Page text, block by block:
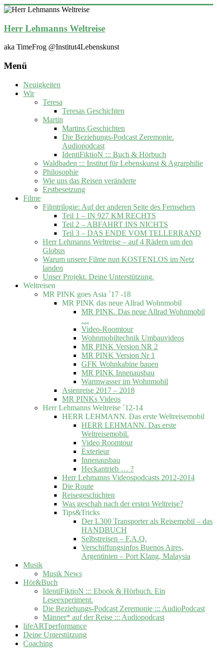
Zum
springen
Herr Lehmanns Weltreise
aka TimeFrog @Institut4Lebenskunst
Menü
Neuigkeiten
Wir
Teresa
Teresas Geschichten
Martin
Martins Geschichten
Die Beziehungs-Podcast Zeremonie.
Audiopodcast
IdentiFiktioN ::: Buch & Hörbuch
Waldbaden ::: Institut für Lebenskunst & Agrarphilie
Philosophie
Wie uns das Reisen veränderte
Erstbesetzung
Filme
Filmtrilogie: Auf der anderen Seite des Fernsehers
Teil 1 – IN 927 KM RECHTS
Teil 2 – ABFAHRT INS NICHTS
Teil 3 – DAS ENDE VOM TELLERRAND
Herr Lehmanns Weltreise – auf 4 Rädern um den
Globus
Warum unsere Filme nun KOSTENLOS im Netz
landen
Unser Projekt. Deine Unterstützung.
Weltreisen
MR PINK goes Asia ´17 -18
MR PINK das neue Allrad Wohnmobil
MR PINK. Das neue Allrad Wohnmobil
…
Video-Roomtour
Wohnmobiltechnik Umbauvideos
MR PINK Version NR 2
MR PINK Version Nr 1
GFK Wohnkabine bauen
MR PINK Innenausbau
Warmwasser im Wohnmobil
Asienreise 2017 – 2018
MR PINKs Videos
Herr Lehmanns Weltreise ´12-14
HERR LEHMANN. Das erste Weltreisemobil
HERR LEHMANN. Das erste
Weltreisemobil.
Video Roomtour
Exterieur
Innenausbau
Heckantrieb … ?
Herr Lehmanns Videospodcasts 2012-2014
Die Route
Reisegeschichten
Was geschah nach der ersten Weltreise?
Tips&Tricks
Der L300 Transporter als Reisemobil – das
HANDBUCH
Selbstreisen – F.A.Q.
Verschiffungsinfos Buenos Aires,
Argentinien – Port Klang, Malaysia
Musik
Musik News
Hör&Buch
IdentiFiktioN ::: Ebook & Hörbuch. Ein
Leseexperiment.
Die Beziehungs-Podcast Zeremonie ::: AudioPodcast
Männer* auf der Reise ::: Audiopodcast
lifeARTperformance
Deine Unterstützung
Coaching